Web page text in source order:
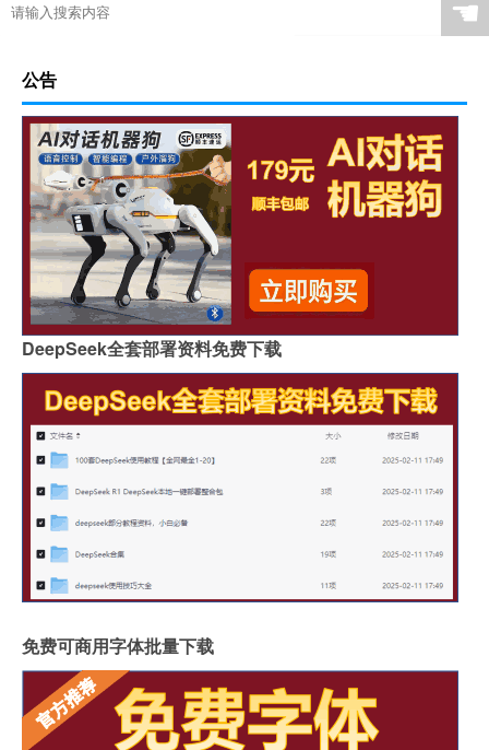
☚
公告
DeepSeek全套部署资料免费下载
免费可商用字体批量下载